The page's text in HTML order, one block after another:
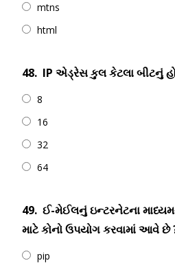
mtns
html
48. IP એડ્રેસ કુલ કેટલા બીટનું
8
16
32
64
49. ઈ-મેઈલનું ઇન્ટરનેટના
માટે કોનો ઉપયોગ કરવામાં આવે છે
pip